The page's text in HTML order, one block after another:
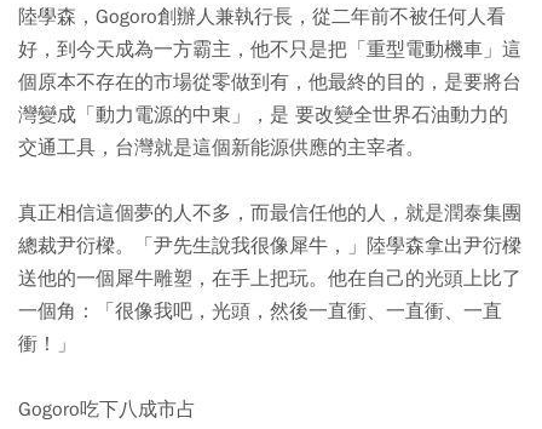
陸學森，Gogoro創辦人兼執行長，從二年前不被任何人看
好，到今天成為一方霸主，他不只是把「重型電動機車」這
個原本不存在的市場從零做到有，他最終的目的，是要將台
灣變成「動力電源的中東」，是 要改變全世界石油動力的
交通工具，台灣就是這個新能源供應的主宰者。
真正相信這個夢的人不多，而最信任他的人，就是潤泰集團
總裁尹衍樑。「尹先生說我很像犀牛，」陸學森拿出尹衍樑
送他的一個犀牛雕塑，在手上把玩。他在自己的光頭上比了
一個角：「很像我吧，光頭，然後一直衝、一直衝、一直
衝！」
Gogoro吃下八成市占